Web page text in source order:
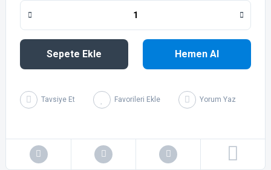
Sepete Ekle Hemen Al
Tavsiye Et Yorum Yaz